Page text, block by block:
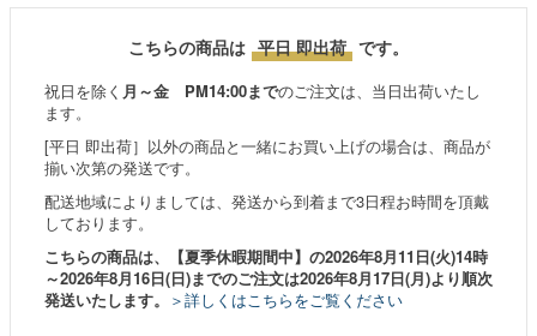
こちらの商品は 平日 即出荷 です。
祝日を除く 月～金 PM14:00までのご注文は、当日出荷いたし
ます。
[平日 即出荷］以外の商品と一緒にお買い上げの場合は、商品が
揃い次第の発送です。
配送地域によりましては、発送から到着まで3日程お時間を頂戴
しております。
こちらの商品は、【夏季休暇期間中】の2026年8月11日(火)14時
～2026年8月16日(日)までのご注文は2026年8月17日(月)より順次
発送いたします。 ＞詳しくはこちらをご覧ください